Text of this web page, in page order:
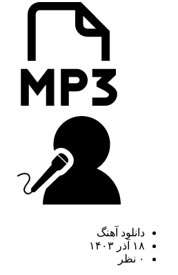
دانلود آهنگ
۱۸ آذر ۱۴۰۳
۰ نظر